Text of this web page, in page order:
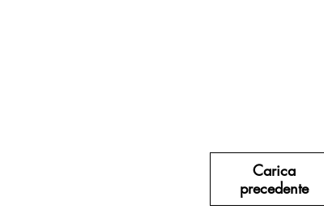
Carica
precedente